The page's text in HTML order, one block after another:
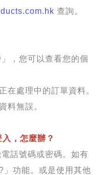
查詢。
，您可以查看您的個
在處理中的訂單資料。
料無誤。
，怎麼辦？
話號碼或密碼。如有
」功能。或是使用其他